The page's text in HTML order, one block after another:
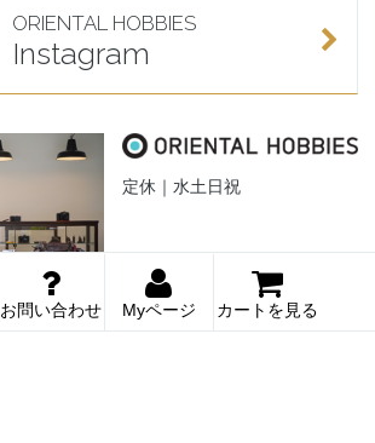
お問い合わせ Myページ カートを見る
ORIENTAL HOBBIES
Instagram
定休｜水土日祝